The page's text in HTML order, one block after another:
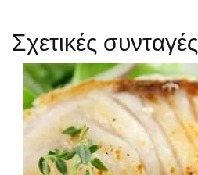
Σχετικές συνταγές